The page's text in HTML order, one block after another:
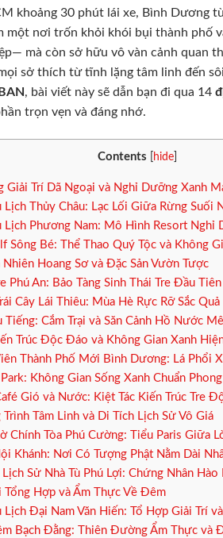
khoảng 30 phút lái xe, Bình Dương
một nơi trốn khỏi khói bụi thành phố
mà còn sở hữu vô vàn cảnh quan
sở thích từ tĩnh lặng tâm linh đến
, bài viết này sẽ dẫn bạn đi qua 14
trọn vẹn và đáng nhớ.
Contents hide]
Giải Trí Dã Ngoại và Nghỉ Dưỡng Xanh
Lịch Thủy Châu: Lạc Lối Giữa Rừng Suối
Lịch Phương Nam: Mô Hình Resort Nghỉ
Sông Bé: Thể Thao Quý Tộc và Không
Hoang Sơ và Đặc Sản Vườn Tược
Phú An: Bảo Tàng Sinh Thái Tre Đầu
Cây Lái Thiêu: Mùa Hè Rực Rỡ Sắc Quả
Tiếng: Cắm Trại và Săn Cảnh Hồ Nước
Trúc Độc Đáo và Không Gian Xanh
Thành Phố Mới Bình Dương: Lá Phổi
Không Gian Sống Xanh Chuẩn
Gió và Nước: Kiệt Tác Kiến Trúc Tre
Tâm Linh và Di Tích Lịch Sử Vô Giá
Chính Tòa Phú Cường: Tiểu Paris Giữa
Khánh: Nơi Có Tượng Phật Nằm Dài
Lịch Sử Nhà Tù Phú Lợi: Chứng Nhân Hào
Tổng Hợp và Ẩm Thực Về Đêm
Lịch Đại Nam Văn Hiến: Tổ Hợp Giải Trí
Bạch Đằng: Thiên Đường Ẩm Thực và